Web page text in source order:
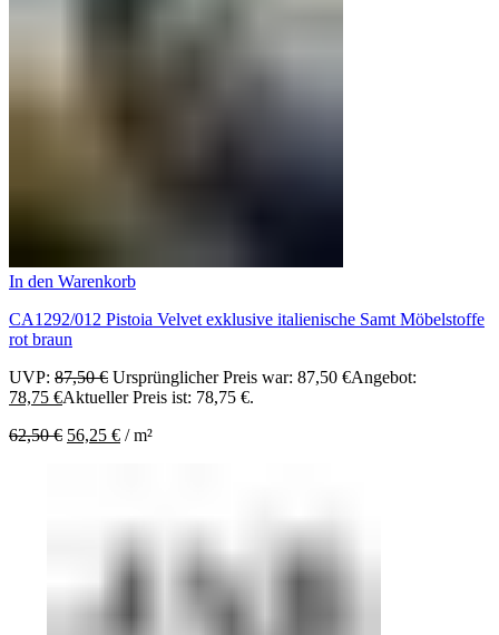
In den Warenkorb
CA1292/012 Pistoia Velvet exklusive italienische Samt Möbelstoffe
rot braun
UVP: 87,50€ Ursprünglicher Preis war: 87,50 €Angebot:
78,75 €Aktueller Preis ist: 78,75 €.
62,50€ 56,25 € /m²